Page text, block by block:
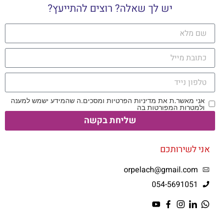
יש לך שאלה? רוצים להתייעץ?
אני מאשר.ת את מדיניות הפרטיות ומסכים.ה שהמידע ישמש למענה
ולמטרות המפורטות בה
שליחת בקשה
אני לשירותכם
orpelach@gmail.com
054-5691051